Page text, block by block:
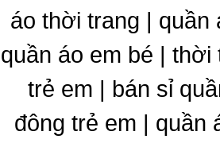
áo thời trang | quần
quần áo em bé |
trẻ em | bán sỉ
đông trẻ em | quần